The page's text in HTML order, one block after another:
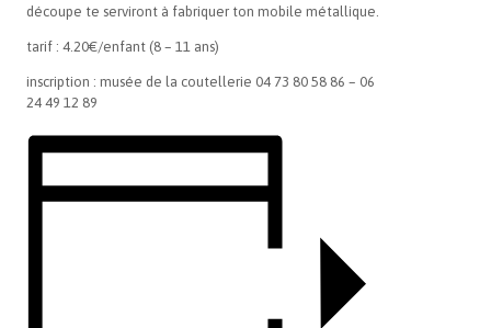
découpe te serviront à fabriquer ton mobile métallique.
tarif : 4.20€/enfant (8 – 11 ans)
inscription : musée de la coutellerie 04 73 80 58 86 – 06
24 49 12 89